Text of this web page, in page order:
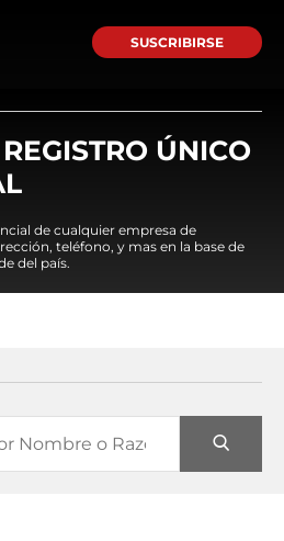
SUSCRIBIRSE
ÚNICO
de cualquier empresa de
teléfono, y mas en la base de
del país.